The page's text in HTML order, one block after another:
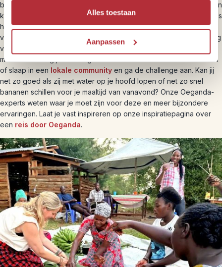
Alles toestaan
Aanpassen
berggorilla’s, slaap je in tenten voor een echte natuurbeleving en in
kleinschalige lodges waarbij contact met zowel andere reizigers als
het personeel zo gemaakt is. Ook ga je op meerdere plekken
voorbij de massa voor een verdieping van de cultuur. Doe een dag
vrijwilligerswerk bij de stichting van Nederlandse Kim die zich al
meer dan twintig jaar in Oeganda inzet voor ondervoede kinderen
of slaap in een lokale community en ga de challenge aan. Kan jij
net zo goed als zij met water op je hoofd lopen of net zo snel
bananen schillen voor je maaltijd van vanavond? Onze Oeganda-
experts weten waar je moet zijn voor deze en meer bijzondere
ervaringen. Laat je vast inspireren op onze inspiratiepagina over
een reis door Oeganda.